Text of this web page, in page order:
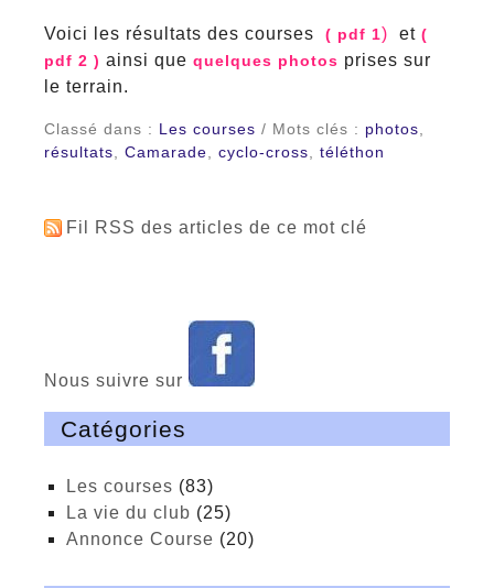
Voici les résultats des courses ( pdf 1) et (
pdf 2 ) ainsi que quelques photos prises sur
le terrain.
Classé dans : Les courses / Mots clés : photos
résultats
Camarade cyclo-cross téléthon
Fil RSS des articles de ce mot clé
Nous suivre sur
Catégories
Les courses (83)
La vie du club (25)
Annonce Course (20)